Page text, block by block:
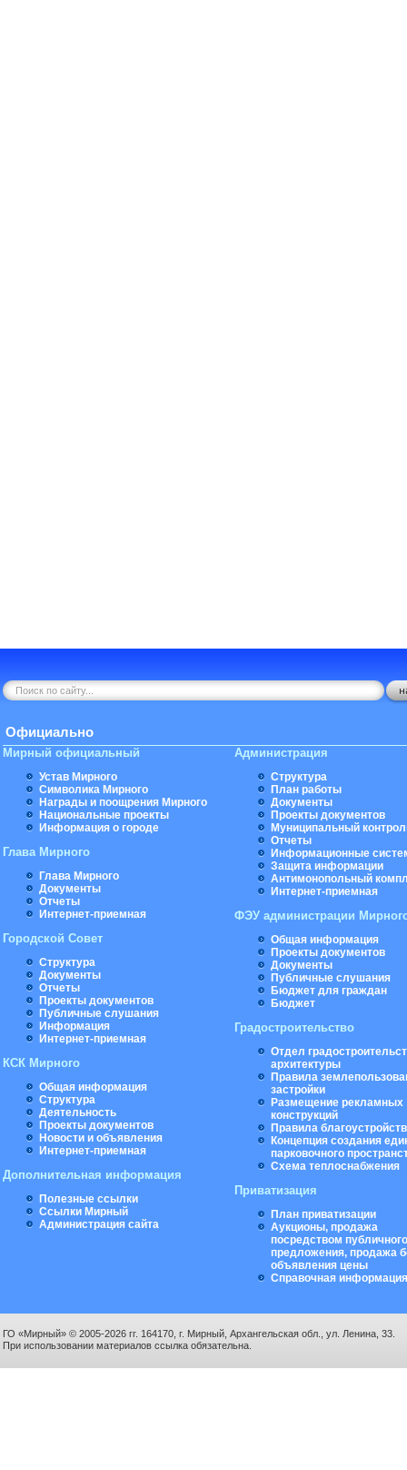
Официально
Мирный официальный
Устав Мирного
Символика Мирного
Награды и поощрения Мирного
Национальные проекты
Информация о городе
Глава Мирного
Глава Мирного
Документы
Отчеты
Интернет-приемная
Городской Совет
Структура
Документы
Отчеты
Проекты документов
Публичные слушания
Информация
Интернет-приемная
КСК Мирного
Общая информация
Структура
Деятельность
Проекты документов
Новости и объявления
Интернет-приемная
Дополнительная информация
Полезные ссылки
Ссылки Мирный
Администрация сайта
Администрация
Структура
План работы
Документы
Проекты документов
Муниципальный
Отчеты
Информационные
Защита информации
Антимонопольный
Интернет-приемная
ФЭУ администрации
Общая информация
Проекты документов
Документы
Публичные слушания
Бюджет для граждан
Бюджет
Градостроительство
Отдел
архитектуры
Правила
застройки
Размещение рекламных
конструкций
Правила
Концепция создания
парковочного
Схема теплоснабжения
Приватизация
План приватизации
Аукционы, продажа
посредством публичного
предложения, продажа
объявления цены
Справочная информация
ГО «Мирный» © 2005-2026 гг. 164170, г. Мирный, Архангельская обл., ул. Ленина, 33.
При использовании материалов ссылка обязательна.